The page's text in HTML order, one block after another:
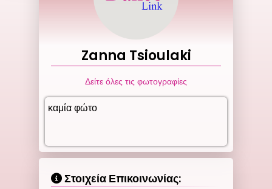
Zanna Tsioulaki
Δείτε όλες τις φωτογραφίες
καμία φώτο
Στοιχεία Επικοινωνίας: